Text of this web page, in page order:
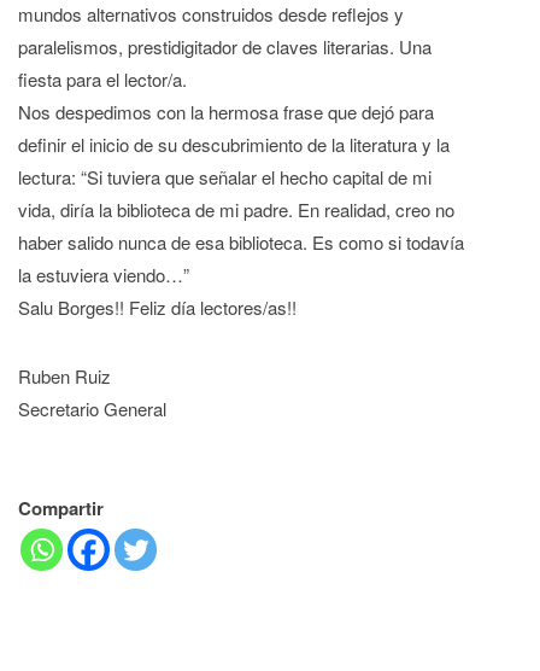
mundos alternativos construidos desde reflejos y
paralelismos, prestidigitador de claves literarias. Una
fiesta para el lector/a.
Nos despedimos con la hermosa frase que dejó para
definir el inicio de su descubrimiento de la literatura y la
lectura: “Si tuviera que señalar el hecho capital de mi
vida, diría la biblioteca de mi padre. En realidad, creo no
haber salido nunca de esa biblioteca. Es como si todavía
la estuviera viendo…”
Salu Borges!! Feliz día lectores/as!!
Ruben Ruiz
Secretario General
Compartir